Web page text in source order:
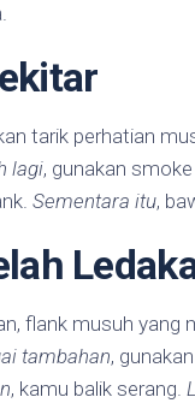
tarik perhatian
lagi, gunakan
Sementara itu,
flank musuh yang
tambahan,
, kamu balik serang.